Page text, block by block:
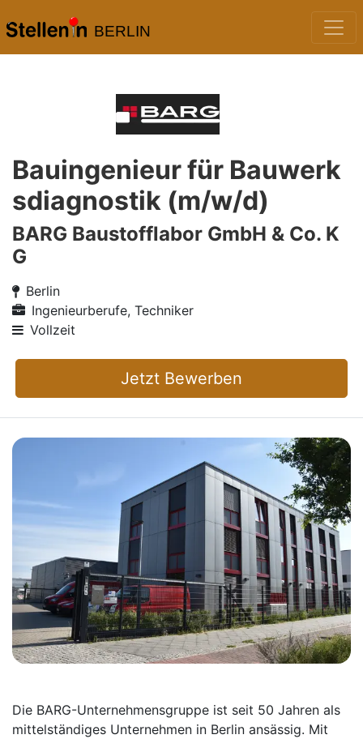
BERLIN
Bauingenieur für Bauwerk
sdiagnostik (m/w/d)
BARG Baustofflabor GmbH & Co. K
G
Berlin
Ingenieurberufe, Techniker
Vollzeit
Jetzt Bewerben
Die BARG-Unternehmensgruppe ist seit 50 Jahren als
mittelständiges Unternehmen in Berlin ansässig. Mit